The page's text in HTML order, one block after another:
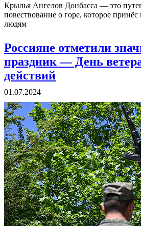
Крылья Ангелов Донбасса — это
повествование о горе, которое
людям
Россияне отметили
праздник — День
действий
01.07.2024